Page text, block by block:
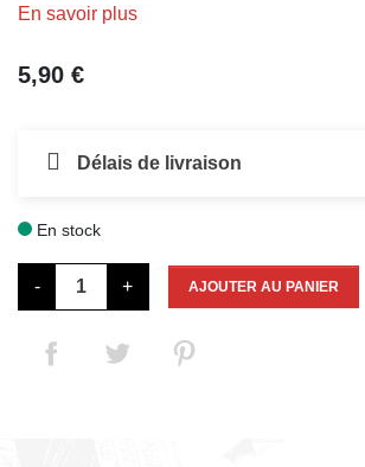
En savoir plus
5,90 €
Délais de livraison
En stock
- + AJOUTER AU PANIER